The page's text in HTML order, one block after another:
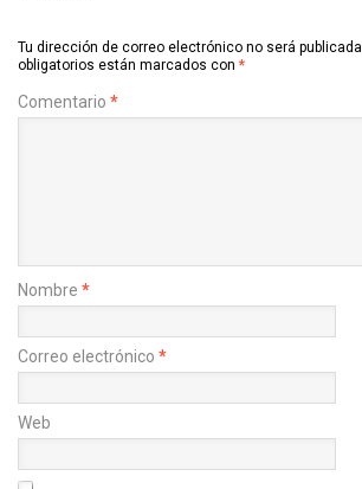
Tu dirección de correo electrónico no será publicada.
obligatorios están marcados con *
Comentario *
Nombre *
Correo electrónico *
Web